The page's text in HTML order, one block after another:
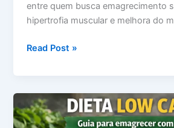
entre quem busca emagrecimento
hipertrofia muscular e melhora do
Proteína
animal:
qual
emagrece
Read Post »